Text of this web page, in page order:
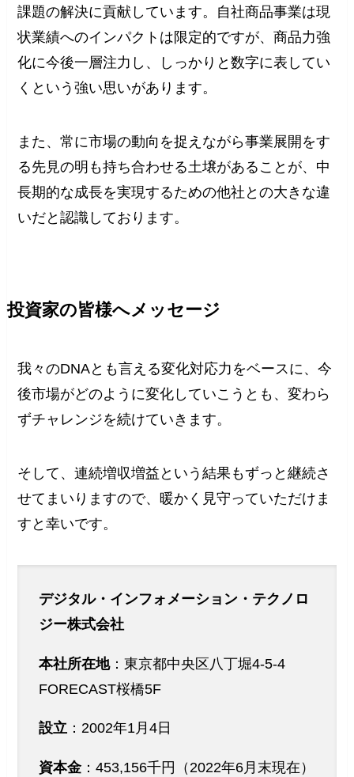
課題の解決に貢献しています。自社商品事業は現
状業績へのインパクトは限定的ですが、商品力強
化に今後一層注力し、しっかりと数字に表してい
くという強い思いがあります。
また、常に市場の動向を捉えながら事業展開をす
る先見の明も持ち合わせる土壌があることが、中
長期的な成長を実現するための他社との大きな違
いだと認識しております。
投資家の皆様へメッセージ
我々のDNAとも言える変化対応力をベースに、今
後市場がどのように変化していこうとも、変わら
ずチャレンジを続けていきます。
そして、連続増収増益という結果もずっと継続さ
せてまいりますので、暖かく見守っていただけま
すと幸いです。
デジタル・インフォメーション・テクノロ
ジー株式会社
本社所在地：東京都中央区八丁堀4-5-4
FORECAST桜橋5F
設立 ：2002年1月4日
資本金 ：453,156千円（2022年6月末現在）